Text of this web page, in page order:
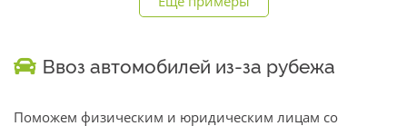
Ввоз автомобилей из-за рубежа
Поможем физическим и юридическим лицам со